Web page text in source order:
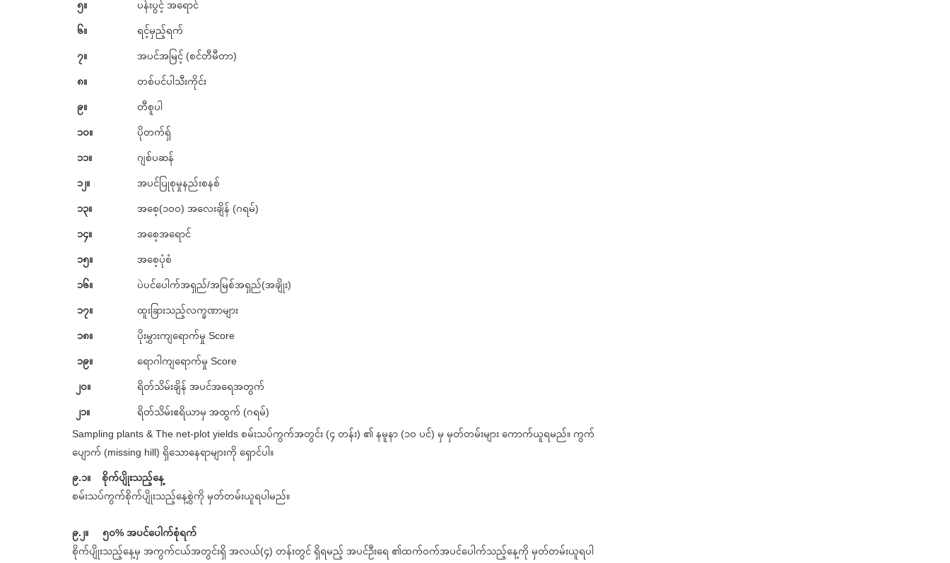
၅။ ပန်းပွင့် အရောင်
၆။ ရင့်မှည့်ရက်
၇။ အပင်အမြင့် (စင်တီမီတာ)
၈။ တစ်ပင်ပါသီးကိုင်း
၉။ တီစူပါ
၁၀။ ပိုတက်ရှ်
၁၁။ ဂျစ်ပဆန်
၁၂။ အပင်ပြုစုမှုနည်းစနစ်
၁၃။ အစေ့(၁၀၀) အလေးချိန် (ဂရမ်)
၁၄။ အစေ့အရောင်
၁၅။ အစေ့ပုံစံ
၁၆။ ပဲပင်ပေါက်အရှည်/အမြစ်အရှည်(အချိုး)
၁၇။ ထူးခြားသည့်လက္ခဏာများ
၁၈။ ပိုးမွှားကျရောက်မှု Score
၁၉။ ရောဂါကျရောက်မှု Score
၂၀။ ရိတ်သိမ်းချိန် အပင်အရေအတွက်
၂၁။
ရိတ်သိမ်းဧရိယာမှ အထွက် (ဂရမ်)
Sampling plants & The net-plot yields စမ်းသပ်ကွက်အတွင်း (၄ တန်း) ၏ နမူနာ (၁၀ ပင်) မှ မှတ်တမ်းများ ကောက်ယူရမည်။ ကွက်
ပျောက် (missing hill) ရှိသောနေရာများကို ရှောင်ပါ။
၉.၁။ စိုက်ပျိုးသည့်နေ့
စမ်းသပ်ကွက်စိုက်ပျိုးသည့်နေ့စွဲကို မှတ်တမ်းယူရပါမည်။
၉.၂။ ၅၀% အပင်ပေါက်စုံရက်
စိုက်ပျိုးသည့်နေ့မှ အကွက်ငယ်အတွင်းရှိ အလယ်(၄) တန်းတွင် ရှိရမည့် အပင်ဦးရေ ၏ထက်ဝက်အပင်ပေါက်သည့်နေ့ကို မှတ်တမ်းယူရပါ